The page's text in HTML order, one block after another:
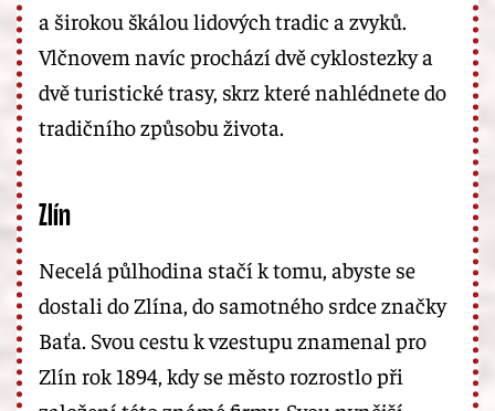
a širokou škálou lidových tradic a zvyků.
Vlčnovem navíc prochází dvě cyklostezky a
dvě turistické trasy, skrz které nahlédnete do
tradičního způsobu života.
Zlín
Necelá půlhodina stačí k tomu, abyste se
dostali do Zlína, do samotného srdce značky
Baťa. Svou cestu k vzestupu znamenal pro
Zlín rok 1894, kdy se město rozrostlo při